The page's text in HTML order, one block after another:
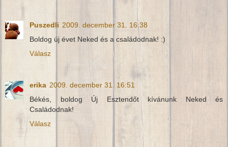
Puszedli 2009. december 31. 16:38
Boldog új évet Neked és a családodnak! :)
Válasz
erika 2009. december 31. 16:51
Békés, boldog Új Esztendőt kívánunk Neked és
Családodnak!
Válasz